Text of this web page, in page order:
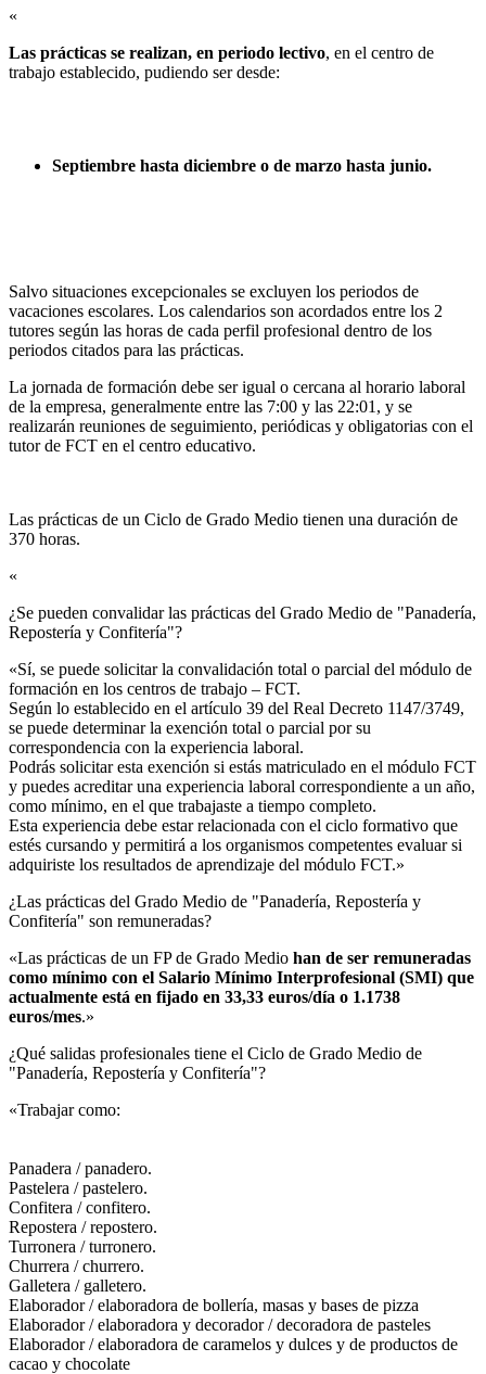
«
Las prácticas se realizan, en periodo lectivo, en el centro de
trabajo establecido, pudiendo ser desde:
Septiembre hasta diciembre o de marzo hasta junio.
Salvo situaciones excepcionales se excluyen los periodos de
vacaciones escolares. Los calendarios son acordados entre los 2
tutores según las horas de cada perfil profesional dentro de los
periodos citados para las prácticas.
La jornada de formación debe ser igual o cercana al horario laboral
de la empresa, generalmente entre las 7:00 y las 22:01, y se
realizarán reuniones de seguimiento, periódicas y obligatorias con el
tutor de FCT en el centro educativo.
Las prácticas de un Ciclo de Grado Medio tienen una duración de
370 horas.
«
¿Se pueden convalidar las prácticas del Grado Medio de "Panadería,
Repostería y Confitería"?​
«Sí, se puede solicitar la convalidación total o parcial del módulo de
formación en los centros de trabajo – FCT.
Según lo establecido en el artículo 39 del Real Decreto 1147/3749,
se puede determinar la exención total o parcial por su
correspondencia con la experiencia laboral.
Podrás solicitar esta exención si estás matriculado en el módulo FCT
y puedes acreditar una experiencia laboral correspondiente a un año,
como mínimo, en el que trabajaste a tiempo completo.
Esta experiencia debe estar relacionada con el ciclo formativo que
estés cursando y permitirá a los organismos competentes evaluar si
adquiriste los resultados de aprendizaje del módulo FCT.»
¿Las prácticas del Grado Medio de "Panadería, Repostería y
Confitería" son remuneradas?​
«Las prácticas de un FP de Grado Medio han de ser remuneradas
como mínimo con el Salario Mínimo Interprofesional (SMI) que
actualmente está en fijado en 33,33 euros/día o 1.1738
euros/mes.»
¿Qué salidas profesionales tiene el Ciclo de Grado Medio de
"Panadería, Repostería y Confitería"?​
«Trabajar como:
Panadera / panadero.
Pastelera / pastelero.
Confitera / confitero.
Repostera / repostero.
Turronera / turronero.
Churrera / churrero.
Galletera / galletero.
Elaborador / elaboradora de bollería, masas y bases de pizza
Elaborador / elaboradora y decorador / decoradora de pasteles
Elaborador / elaboradora de caramelos y dulces y de productos de
cacao y chocolate